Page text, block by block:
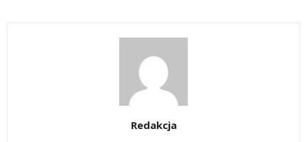
Redakcja